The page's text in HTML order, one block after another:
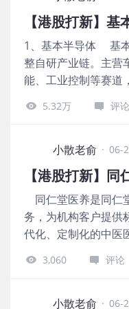
1.31亿、1.44亿，
万、2162.4万、
算，4.24亿港元市值
通盘。 本次发行采
制。目前申购倍数是
低。 申购策略： 宝
绩较差。公司营收
少，中签率极低。
一般，本人计划打
【港股打新】
1、基本半导体 基本
整自研产业链。主营
能、工业控制等赛
元，每手股数200
设备与材料行业，
的营收分别是2.21
亿、-2.37亿、-
亿，发行比例是
额是5%，申购倍数
第一天，申购人气
半导体是国内第三代
金证券，保荐人整体
5.32万 评论
小散老俞 · 06-
【港股打新】
同仁堂医养是同仁
务，为机构客户提供
代化、定制化的中医
案，满足其多样化
港元，市值25.5亿
科技资本、Aurora
3,060 评论
小散老俞 · 06-